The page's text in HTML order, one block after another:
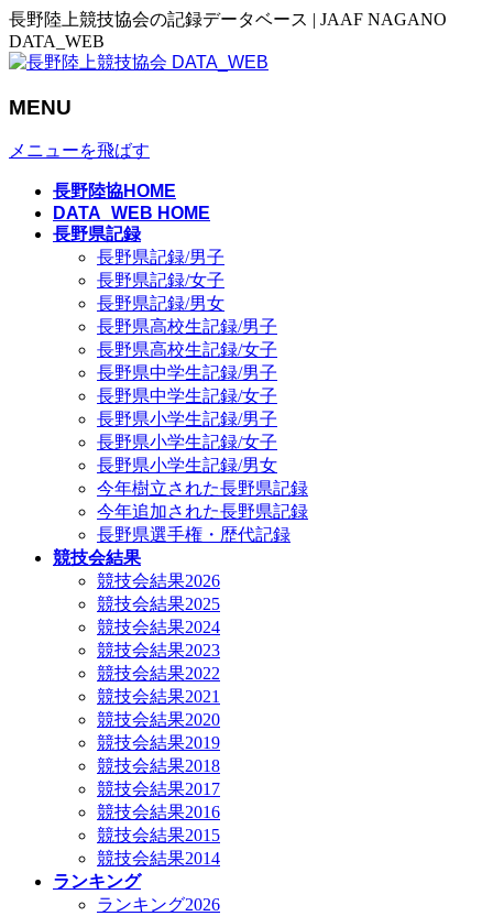
長野陸上競技協会の記録データベース | JAAF NAGANO
DATA_WEB
MENU
メニューを飛ばす
長野陸協HOME
DATA_WEB HOME
長野県記録
長野県記録/男子
長野県記録/女子
長野県記録/男女
長野県高校生記録/男子
長野県高校生記録/女子
長野県中学生記録/男子
長野県中学生記録/女子
長野県小学生記録/男子
長野県小学生記録/女子
長野県小学生記録/男女
今年樹立された長野県記録
今年追加された長野県記録
長野県選手権・歴代記録
競技会結果
競技会結果2026
競技会結果2025
競技会結果2024
競技会結果2023
競技会結果2022
競技会結果2021
競技会結果2020
競技会結果2019
競技会結果2018
競技会結果2017
競技会結果2016
競技会結果2015
競技会結果2014
ランキング
ランキング2026